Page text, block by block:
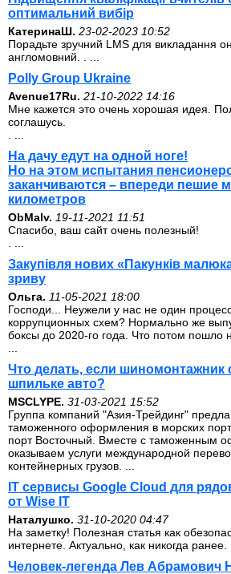
оптимальний вибір
КатеринаШ. 23-02-2023 10:52
Порадьте зручний LMS для викладання
англомовний. . ...
Polly Group Ukraine
Avenue17Ru. 21-10-2022 14:16
Мне кажется это очень хорошая идея.
соглашусь.
На дачу едут на одной ноге!
Но на этом испытания
заканчиваются – впереди пешие
километров
ОbMalv. 19-11-2021 11:51
Спасибо, ваш сайт очень полезный!
Закупівля нових «Пакунків
зриву
Ольга. 11-05-2021 18:00
Господи... Неужели у нас не один
коррупционных схем? Нормально же
боксы до 2020-го года. Что потом пошло
Что делать, если шиномонтажник
шпильке авто?
MSCLYPE. 31-03-2021 15:52
Группа компаний "Азия-Трейдинг"
таможенного оформления в морских
порт Восточный. Вместе с таможенным
оказываем услуги международной
контейнерных грузов. ...
IT сервисы Google Cloud для
от Wise IT
Наталушко. 31-10-2020 04:47
На заметку! Полезная статья как
интернете. Актуально, как никогда ранее.
Человек-легенда Лев Абрамович